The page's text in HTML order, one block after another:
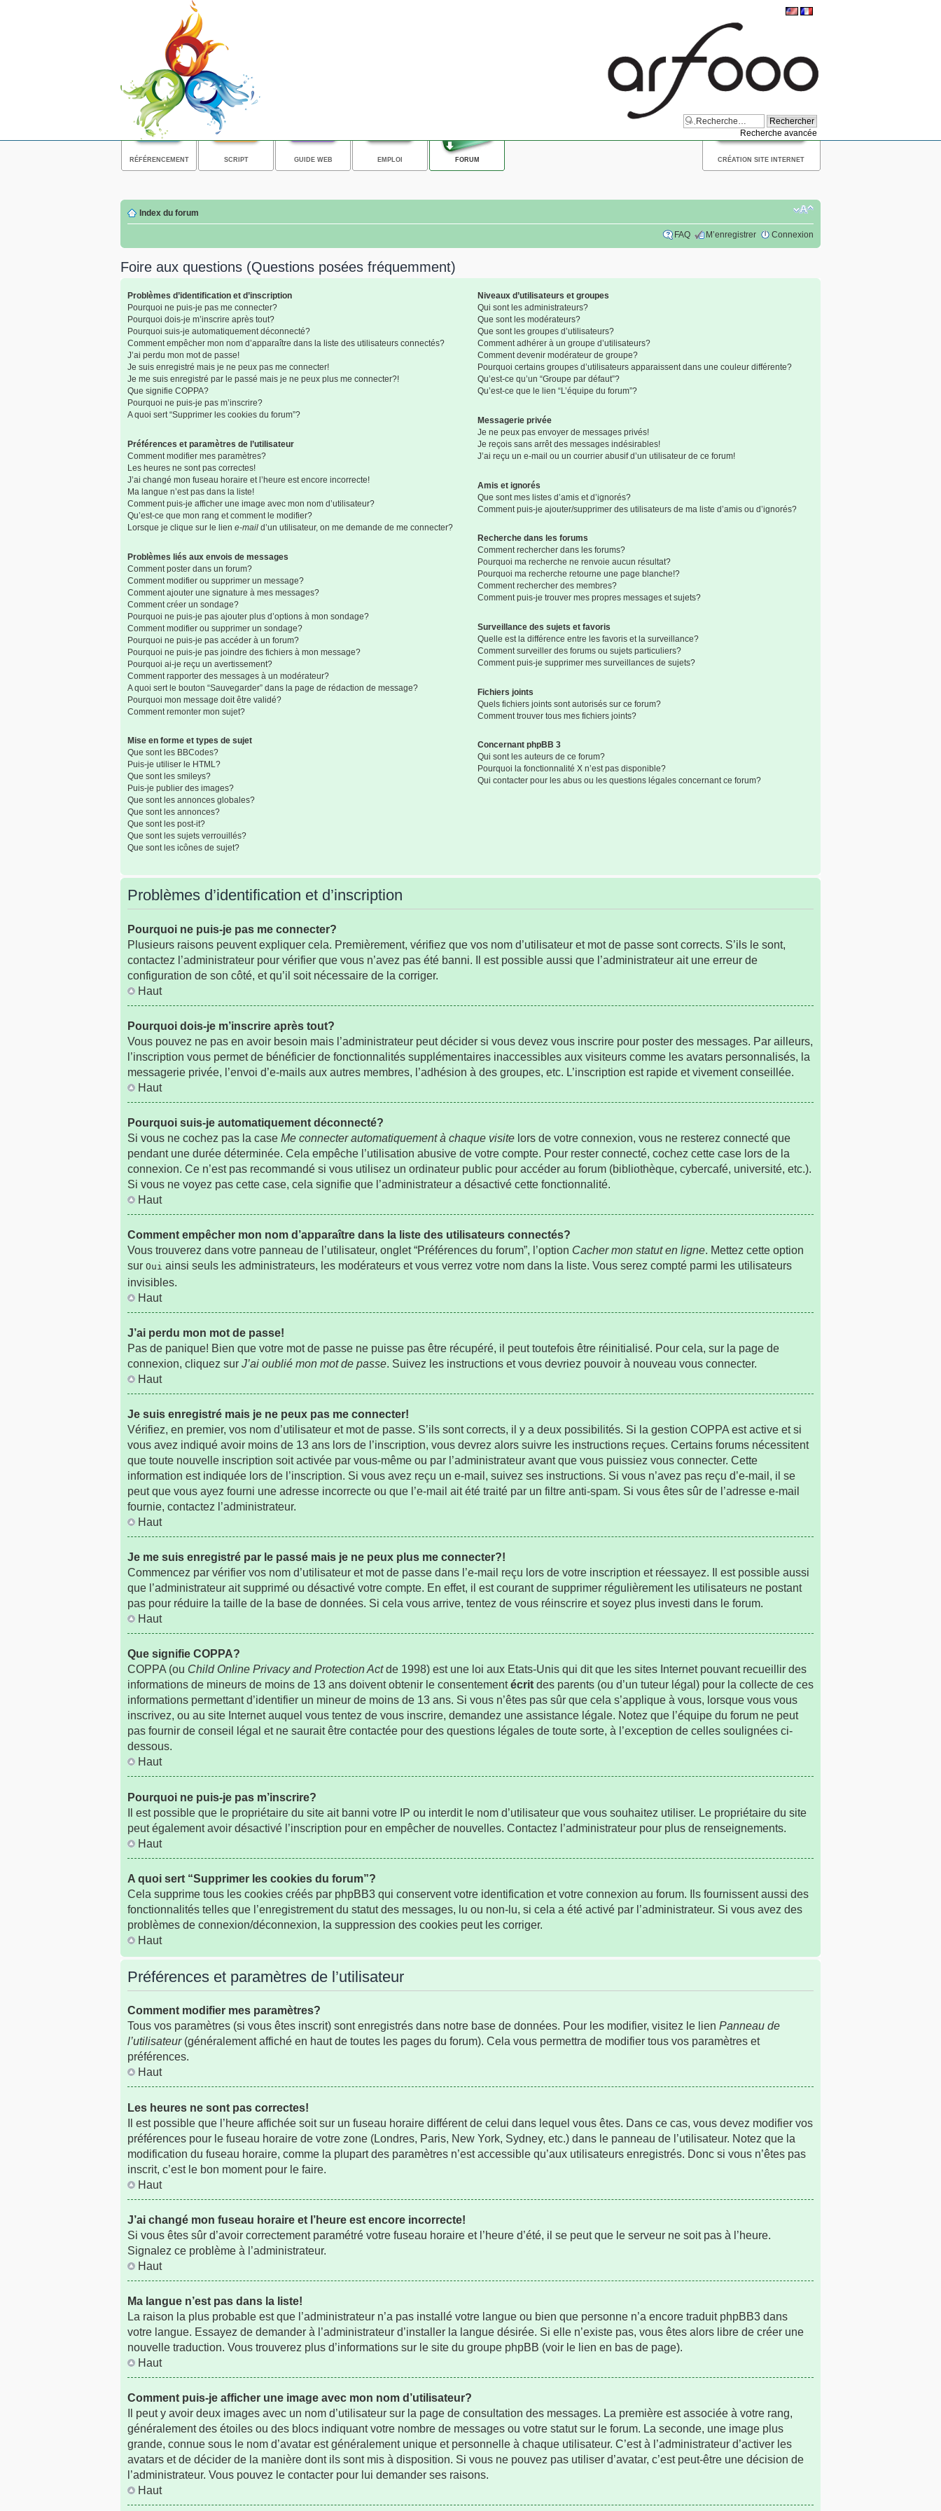
Recherche avancée
RÉFÉRENCEMENT SCRIPT GUIDE WEB EMPLOI FORUM CRÉATION SITE INTERNET
Index du forum
FAQ M’enregistrer Connexion
Foire aux questions (Questions posées fréquemment)
Problèmes d’identification et d’inscription
Pourquoi ne puis-je pas me connecter?
Pourquoi dois-je m’inscrire après tout?
Pourquoi suis-je automatiquement déconnecté?
Comment empêcher mon nom d’apparaître dans la liste des utilisateurs connectés?
J’ai perdu mon mot de passe!
Je suis enregistré mais je ne peux pas me connecter!
Je me suis enregistré par le passé mais je ne peux plus me connecter?!
Que signifie COPPA?
Pourquoi ne puis-je pas m’inscrire?
A quoi sert “Supprimer les cookies du forum”?
Préférences et paramètres de l’utilisateur
Comment modifier mes paramètres?
Les heures ne sont pas correctes!
J’ai changé mon fuseau horaire et l’heure est encore incorrecte!
Ma langue n’est pas dans la liste!
Comment puis-je afficher une image avec mon nom d’utilisateur?
Qu’est-ce que mon rang et comment le modifier?
Lorsque je clique sur le lien e-mail d’un utilisateur, on me demande de me connecter?
Problèmes liés aux envois de messages
Comment poster dans un forum?
Comment modifier ou supprimer un message?
Comment ajouter une signature à mes messages?
Comment créer un sondage?
Pourquoi ne puis-je pas ajouter plus d’options à mon sondage?
Comment modifier ou supprimer un sondage?
Pourquoi ne puis-je pas accéder à un forum?
Pourquoi ne puis-je pas joindre des fichiers à mon message?
Pourquoi ai-je reçu un avertissement?
Comment rapporter des messages à un modérateur?
A quoi sert le bouton “Sauvegarder” dans la page de rédaction de message?
Pourquoi mon message doit être validé?
Comment remonter mon sujet?
Mise en forme et types de sujet
Que sont les BBCodes?
Puis-je utiliser le HTML?
Que sont les smileys?
Puis-je publier des images?
Que sont les annonces globales?
Que sont les annonces?
Que sont les post-it?
Que sont les sujets verrouillés?
Que sont les icônes de sujet?
Niveaux d’utilisateurs et groupes
Qui sont les administrateurs?
Que sont les modérateurs?
Que sont les groupes d’utilisateurs?
Comment adhérer à un groupe d’utilisateurs?
Comment devenir modérateur de groupe?
Pourquoi certains groupes d’utilisateurs apparaissent dans une couleur différente?
Qu’est-ce qu’un “Groupe par défaut”?
Qu’est-ce que le lien “L’équipe du forum”?
Messagerie privée
Je ne peux pas envoyer de messages privés!
Je reçois sans arrêt des messages indésirables!
J’ai reçu un e-mail ou un courrier abusif d’un utilisateur de ce forum!
Amis et ignorés
Que sont mes listes d’amis et d’ignorés?
Comment puis-je ajouter/supprimer des utilisateurs de ma liste d’amis ou d’ignorés?
Recherche dans les forums
Comment rechercher dans les forums?
Pourquoi ma recherche ne renvoie aucun résultat?
Pourquoi ma recherche retourne une page blanche!?
Comment rechercher des membres?
Comment puis-je trouver mes propres messages et sujets?
Surveillance des sujets et favoris
Quelle est la différence entre les favoris et la surveillance?
Comment surveiller des forums ou sujets particuliers?
Comment puis-je supprimer mes surveillances de sujets?
Fichiers joints
Quels fichiers joints sont autorisés sur ce forum?
Comment trouver tous mes fichiers joints?
Concernant phpBB 3
Qui sont les auteurs de ce forum?
Pourquoi la fonctionnalité X n’est pas disponible?
Qui contacter pour les abus ou les questions légales concernant ce forum?
Problèmes d’identification et d’inscription
Pourquoi ne puis-je pas me connecter?
Plusieurs raisons peuvent expliquer cela. Premièrement, vérifiez que vos nom d’utilisateur et mot de passe sont corrects. S’ils le sont,
contactez l’administrateur pour vérifier que vous n’avez pas été banni. Il est possible aussi que l’administrateur ait une erreur de
configuration de son côté, et qu’il soit nécessaire de la corriger.
Haut
Pourquoi dois-je m’inscrire après tout?
Vous pouvez ne pas en avoir besoin mais l’administrateur peut décider si vous devez vous inscrire pour poster des messages. Par ailleurs,
l’inscription vous permet de bénéficier de fonctionnalités supplémentaires inaccessibles aux visiteurs comme les avatars personnalisés, la
messagerie privée, l’envoi d’e-mails aux autres membres, l’adhésion à des groupes, etc. L’inscription est rapide et vivement conseillée.
Haut
Pourquoi suis-je automatiquement déconnecté?
Si vous ne cochez pas la case Me connecter automatiquement à chaque visite lors de votre connexion, vous ne resterez connecté que
pendant une durée déterminée. Cela empêche l’utilisation abusive de votre compte. Pour rester connecté, cochez cette case lors de la
connexion. Ce n’est pas recommandé si vous utilisez un ordinateur public pour accéder au forum (bibliothèque, cybercafé, université, etc.).
Si vous ne voyez pas cette case, cela signifie que l’administrateur a désactivé cette fonctionnalité.
Haut
Comment empêcher mon nom d’apparaître dans la liste des utilisateurs connectés?
Vous trouverez dans votre panneau de l’utilisateur, onglet “Préférences du forum”, l’option Cacher mon statut en ligne. Mettez cette option
sur Oui ainsi seuls les administrateurs, les modérateurs et vous verrez votre nom dans la liste. Vous serez compté parmi les utilisateurs
invisibles.
Haut
J’ai perdu mon mot de passe!
Pas de panique! Bien que votre mot de passe ne puisse pas être récupéré, il peut toutefois être réinitialisé. Pour cela, sur la page de
connexion, cliquez sur J’ai oublié mon mot de passe. Suivez les instructions et vous devriez pouvoir à nouveau vous connecter.
Haut
Je suis enregistré mais je ne peux pas me connecter!
Vérifiez, en premier, vos nom d’utilisateur et mot de passe. S’ils sont corrects, il y a deux possibilités. Si la gestion COPPA est active et si
vous avez indiqué avoir moins de 13 ans lors de l’inscription, vous devrez alors suivre les instructions reçues. Certains forums nécessitent
que toute nouvelle inscription soit activée par vous-même ou par l’administrateur avant que vous puissiez vous connecter. Cette
information est indiquée lors de l’inscription. Si vous avez reçu un e-mail, suivez ses instructions. Si vous n’avez pas reçu d’e-mail, il se
peut que vous ayez fourni une adresse incorrecte ou que l’e-mail ait été traité par un filtre anti-spam. Si vous êtes sûr de l’adresse e-mail
fournie, contactez l’administrateur.
Haut
Je me suis enregistré par le passé mais je ne peux plus me connecter?!
Commencez par vérifier vos nom d’utilisateur et mot de passe dans l’e-mail reçu lors de votre inscription et réessayez. Il est possible aussi
que l’administrateur ait supprimé ou désactivé votre compte. En effet, il est courant de supprimer régulièrement les utilisateurs ne postant
pas pour réduire la taille de la base de données. Si cela vous arrive, tentez de vous réinscrire et soyez plus investi dans le forum.
Haut
Que signifie COPPA?
COPPA (ou Child Online Privacy and Protection Actde 1998) est une loi aux Etats-Unis qui dit que les sites Internet pouvant recueillir des
informations de mineurs de moins de 13 ans doivent obtenir le consentementécrit des parents (ou d’un tuteur légal) pour la collecte de ces
informations permettant d’identifier un mineur de moins de 13 ans. Si vous n’êtes pas sûr que cela s’applique à vous, lorsque vous vous
inscrivez, ou au site Internet auquel vous tentez de vous inscrire, demandez une assistance légale. Notez que l’équipe du forum ne peut
pas fournir de conseil légal et ne saurait être contactée pour des questions légales de toute sorte, à l’exception de celles soulignées ci-
dessous.
Haut
Pourquoi ne puis-je pas m’inscrire?
Il est possible que le propriétaire du site ait banni votre IP ou interdit le nom d’utilisateur que vous souhaitez utiliser. Le propriétaire du site
peut également avoir désactivé l’inscription pour en empêcher de nouvelles. Contactez l’administrateur pour plus de renseignements.
Haut
A quoi sert “Supprimer les cookies du forum”?
Cela supprime tous les cookies créés par phpBB3 qui conservent votre identification et votre connexion au forum. Ils fournissent aussi des
fonctionnalités telles que l’enregistrement du statut des messages, lu ou non-lu, si cela a été activé par l’administrateur. Si vous avez des
problèmes de connexion/déconnexion, la suppression des cookies peut les corriger.
Haut
Préférences et paramètres de l’utilisateur
Comment modifier mes paramètres?
Tous vos paramètres (si vous êtes inscrit) sont enregistrés dans notre base de données. Pour les modifier, visitez le lien Panneau de
l’utilisateur(généralement affiché en haut de toutes les pages du forum). Cela vous permettra de modifier tous vos paramètres et
préférences.
Haut
Les heures ne sont pas correctes!
Il est possible que l’heure affichée soit sur un fuseau horaire différent de celui dans lequel vous êtes. Dans ce cas, vous devez modifier vos
préférences pour le fuseau horaire de votre zone (Londres, Paris, New York, Sydney, etc.) dans le panneau de l’utilisateur. Notez que la
modification du fuseau horaire, comme la plupart des paramètres n’est accessible qu’aux utilisateurs enregistrés. Donc si vous n’êtes pas
inscrit, c’est le bon moment pour le faire.
Haut
J’ai changé mon fuseau horaire et l’heure est encore incorrecte!
Si vous êtes sûr d’avoir correctement paramétré votre fuseau horaire et l’heure d’été, il se peut que le serveur ne soit pas à l’heure.
Signalez ce problème à l’administrateur.
Haut
Ma langue n’est pas dans la liste!
La raison la plus probable est que l’administrateur n’a pas installé votre langue ou bien que personne n’a encore traduit phpBB3 dans
votre langue. Essayez de demander à l’administrateur d’installer la langue désirée. Si elle n’existe pas, vous êtes alors libre de créer une
nouvelle traduction. Vous trouverez plus d’informations sur le site du groupe phpBB (voir le lien en bas de page).
Haut
Comment puis-je afficher une image avec mon nom d’utilisateur?
Il peut y avoir deux images avec un nom d’utilisateur sur la page de consultation des messages. La première est associée à votre rang,
généralement des étoiles ou des blocs indiquant votre nombre de messages ou votre statut sur le forum. La seconde, une image plus
grande, connue sous le nom d’avatar est généralement unique et personnelle à chaque utilisateur. C’est à l’administrateur d’activer les
avatars et de décider de la manière dont ils sont mis à disposition. Si vous ne pouvez pas utiliser d’avatar, c’est peut-être une décision de
l’administrateur. Vous pouvez le contacter pour lui demander ses raisons.
Haut